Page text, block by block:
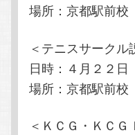
場所：京都駅前
＜テニスサークル
日時：４月２２
場所：京都駅前
＜ＫＣＧ・ＫＣＧ